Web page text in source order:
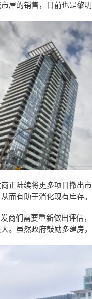
屋的销售，目前也是黎明
正陆续将更多项目撤出
而有助于消化现有库存。
商们需要重新做出评估
。虽然政府鼓励多建房